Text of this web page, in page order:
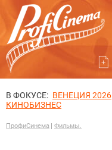
В ФОКУСЕ: ВЕНЕЦИЯ 2026
КИНОБИЗНЕС
ПрофиСинема Фильмы.